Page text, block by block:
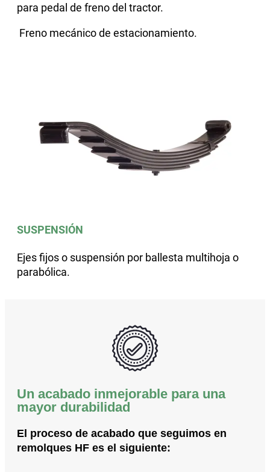
para pedal de freno del tractor.
Freno mecánico de estacionamiento.
SUSPENSIÓN
Ejes fijos o suspensión por ballesta multihoja o
parabólica.
Un acabado inmejorable para una
mayor durabilidad
El proceso de acabado que seguimos en
remolques HF es el siguiente: